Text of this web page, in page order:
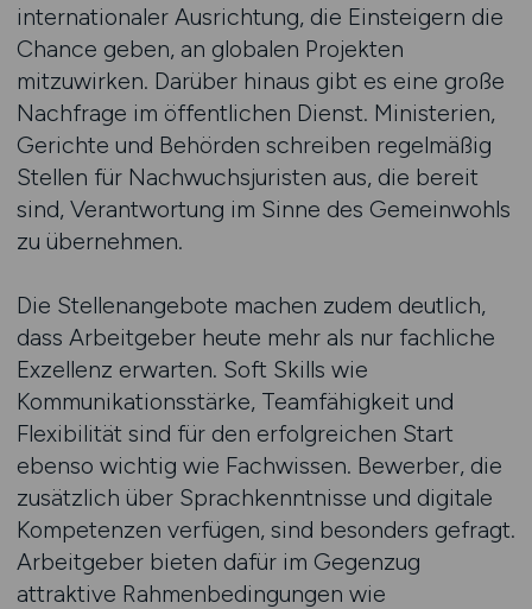
internationaler Ausrichtung, die Einsteigern die
Chance geben, an globalen Projekten
mitzuwirken. Darüber hinaus gibt es eine große
Nachfrage im öffentlichen Dienst. Ministerien,
Gerichte und Behörden schreiben regelmäßig
Stellen für Nachwuchsjuristen aus, die bereit
sind, Verantwortung im Sinne des Gemeinwohls
zu übernehmen.
Die Stellenangebote machen zudem deutlich,
dass Arbeitgeber heute mehr als nur fachliche
Exzellenz erwarten. Soft Skills wie
Kommunikationsstärke, Teamfähigkeit und
Flexibilität sind für den erfolgreichen Start
ebenso wichtig wie Fachwissen. Bewerber, die
zusätzlich über Sprachkenntnisse und digitale
Kompetenzen verfügen, sind besonders gefragt.
Arbeitgeber bieten dafür im Gegenzug
attraktive Rahmenbedingungen wie